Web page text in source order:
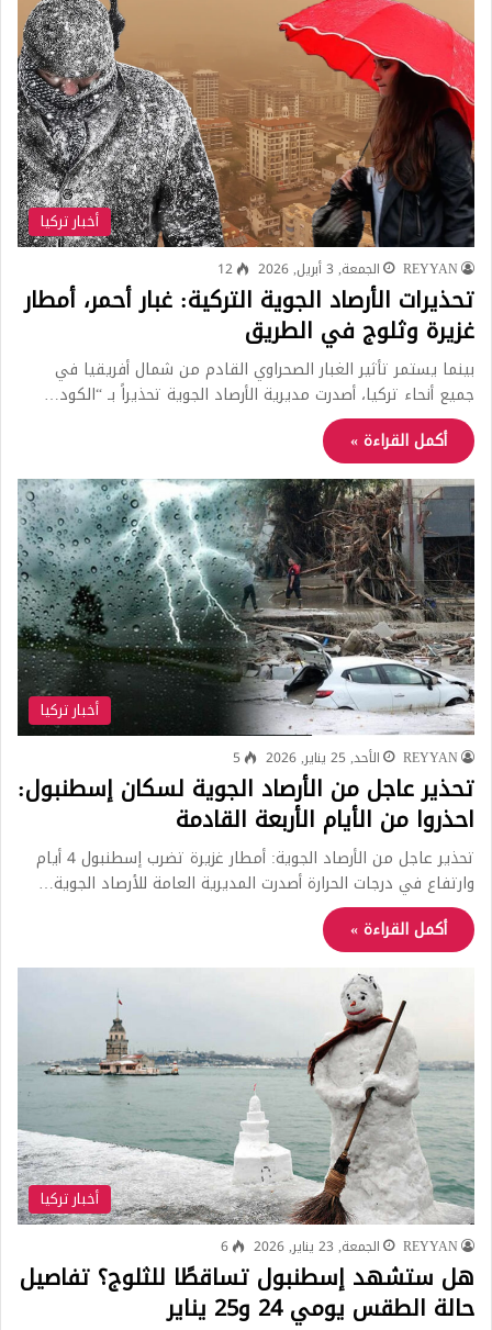
أخبار تركيا
REYYAN الجمعة, 3 أبريل, 2026 12
تحذيرات الأرصاد الجوية التركية: غبار أحمر، أمطار
غزيرة وثلوج في الطريق
بينما يستمر تأثير الغبار الصحراوي القادم من شمال أفريقيا في
جميع أنحاء تركيا، أصدرت مديرية الأرصاد الجوية تحذيراً بـ “الكود…
أكمل القراءة »
أخبار تركيا
REYYAN الأحد, 25 يناير, 2026 5
تحذير عاجل من الأرصاد الجوية لسكان إسطنبول:
احذروا من الأيام الأربعة القادمة
تحذير عاجل من الأرصاد الجوية: أمطار غزيرة تضرب إسطنبول 4 أيام
وارتفاع في درجات الحرارة أصدرت المديرية العامة للأرصاد الجوية…
أكمل القراءة »
أخبار تركيا
REYYAN الجمعة, 23 يناير, 2026 6
هل ستشهد إسطنبول تساقطًا للثلوج؟ تفاصيل
حالة الطقس يومي 24 و25 يناير